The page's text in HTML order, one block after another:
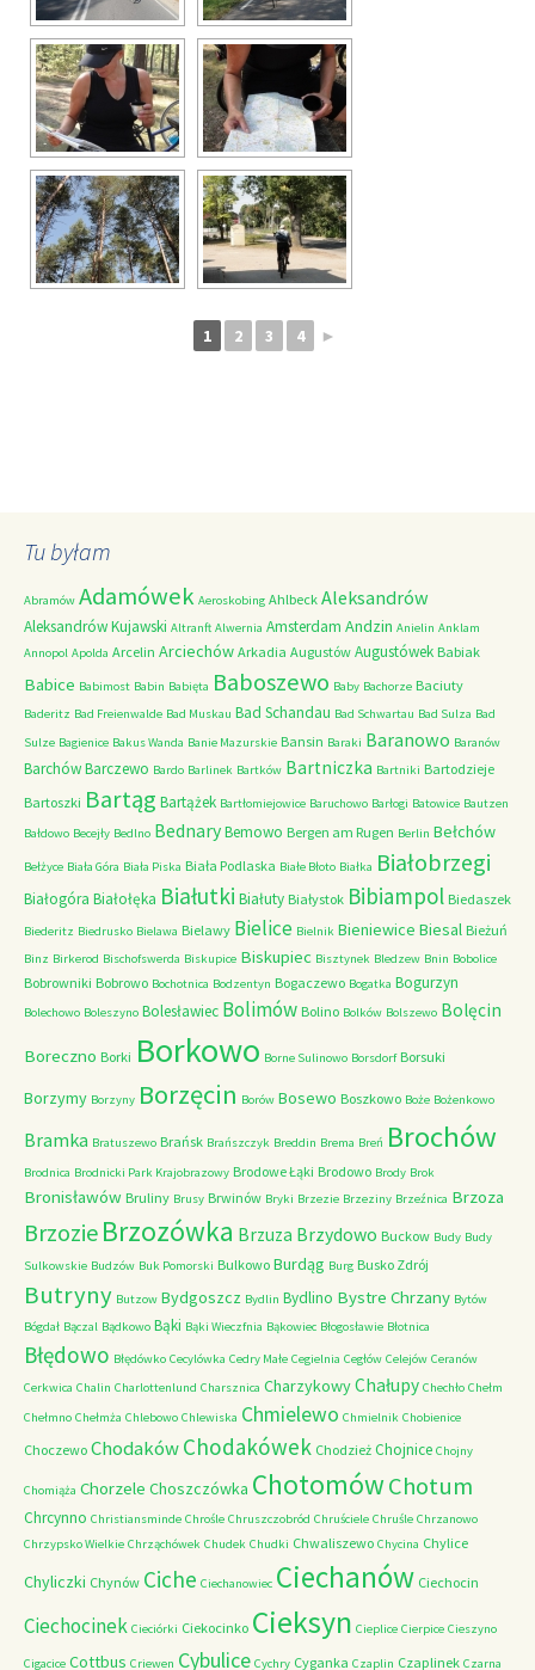
1 2 3 4 ►
Tu byłam
Abramów Adamówek Aeroskobing Ahlbeck Aleksandrów
Aleksandrów Kujawski Altranft Alwernia Amsterdam Andzin Anielin Anklam
Annopol Apolda Arcelin Arciechów Arkadia Augustów Augustówek Babiak
Babice Babimost Babin Babięta Baboszewo Baby Bachorze Baciuty
Baderitz Bad Freienwalde Bad Muskau Bad Schandau Bad Schwartau Bad Sulza Bad
Sulze Bagienice Bakus Wanda Banie Mazurskie Bansin Baraki Baranowo Baranów
BarchówBarczewo Bardo Barlinek Bartków Bartniczka Bartniki Bartodzieje
Bartoszki Bartąg Bartążek Bartłomiejowice Baruchowo Barłogi Batowice Bautzen
Bałdowo Becejły Bedlno BednaryBemowo Bergen am Rugen Berlin Bełchów
Bełżyce Biała Góra Biała Piska Biała Podlaska Białe Błoto Białka Białobrzegi
Białogóra Białołęka Białutki Białuty Białystok Bibiampol Biedaszek
Biederitz Biedrusko Bielawa Bielawy Bielice Bielnik Bieniewice Biesal Bieżuń
Binz Birkerod Bischofswerda Biskupice Biskupiec Bisztynek Bledzew Bnin Bobolice
Bobrowniki Bobrowo Bochotnica Bodzentyn Bogaczewo Bogatka Bogurzyn
Bolechowo Boleszyno Bolesławiec Bolimów Bolino Bolków Bolszewo Bolęcin
Boreczno Borki Borkowo Borne Sulinowo Borsdorf Borsuki
Borzymy Borzyny Borzęcin Borów Bosewo Boszkowo Boże Bożenkowo
Bramka Bratuszewo Brańsk Brańszczyk Breddin Brema Breń Brochów
Brodnica Brodnicki Park Krajobrazowy Brodowe Łąki Brodowo Brody Brok
Bronisławów Bruliny Brusy Brwinów Bryki Brzezie Brzeziny Brzeźnica Brzoza
Brzozie Brzozówka Brzuza Brzydowo Buckow Budy Budy
Sulkowskie Budzów Buk Pomorski Bulkowo Burdąg Burg Busko Zdrój
Butryny Butzow Bydgoszcz Bydlin Bydlino Bystre Chrzany Bytów
Bógdał Bączal Bądkowo Bąki Bąki Wieczfnia Bąkowiec Błogosławie Błotnica
Błędowo Błędówko Cecylówka Cedry Małe Cegielnia Cegłów Celejów Ceranów
Cerkwica Chalin Charlottenlund Charsznica CharzykowyChałupy Chechło Chełm
Chełmno Chełmża Chlebowo Chlewiska Chmielewo Chmielnik Chobienice
Choczewo ChodakówChodakówek Chodzież Chojnice Chojny
Chomiąża Chorzele Choszczówka ChotomówChotum
Chrcynno Christiansminde Chrośle Chruszczobród Chruściele Chruśle Chrzanowo
Chrzypsko Wielkie Chrząchówek Chudek Chudki Chwaliszewo Chycina Chylice
Chyliczki Chynów Ciche Ciechanowiec Ciechanów Ciechocin
Ciechocinek Cieciórki Ciekocinko Cieksyn Cieplice Cierpice Cieszyno
Cigacice Cottbus Criewen Cybulice Cychry Cyganka Czaplin Czaplinek Czarna